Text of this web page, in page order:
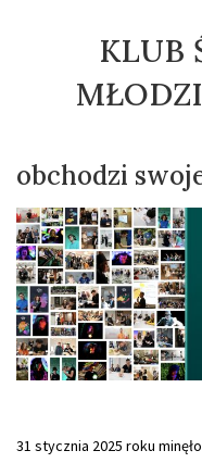
KLUB
obchodzi
31 stycznia 2025 roku